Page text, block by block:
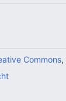
Commons,